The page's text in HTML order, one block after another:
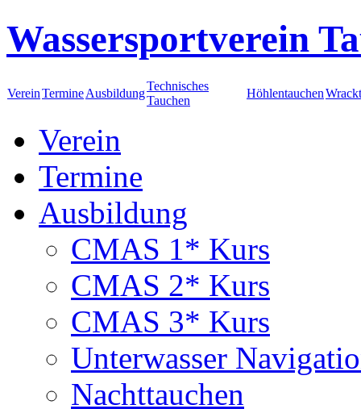
Wassersportverein
VereinTermineAusbildung
Technisches
Tauchen
Höhlentauchen
Verein
Termine
Ausbildung
CMAS 1* Kurs
CMAS 2* Kurs
CMAS 3* Kurs
Unterwasser
Nachttauchen